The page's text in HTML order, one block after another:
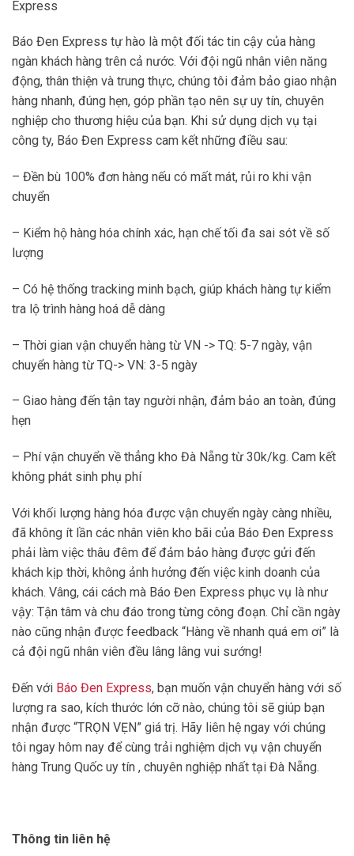
Báo Đen Express tự hào là một đối tác tin cậy của hàng
ngàn khách hàng trên cả nước. Với đội ngũ nhân viên năng
động, thân thiện và trung thực, chúng tôi đảm bảo giao nhận
hàng nhanh, đúng hẹn, góp phần tạo nên sự uy tín, chuyên
nghiệp cho thương hiệu của bạn. Khi sử dụng dịch vụ tại
công ty, Báo Đen Express cam kết những điều sau:
– Đền bù 100% đơn hàng nếu có mất mát, rủi ro khi vận
chuyển
– Kiểm hộ hàng hóa chính xác, hạn chế tối đa sai sót về số
lượng
– Có hệ thống tracking minh bạch, giúp khách hàng tự kiểm
tra lộ trình hàng hoá dễ dàng
– Thời gian vận chuyển hàng từ VN -> TQ: 5-7 ngày, vận
chuyển hàng từ TQ-> VN: 3-5 ngày
– Giao hàng đến tận tay người nhận, đảm bảo an toàn, đúng
hẹn
– Phí vận chuyển về thẳng kho Đà Nẵng từ 30k/kg. Cam kết
không phát sinh phụ phí
Với khối lượng hàng hóa được vận chuyển ngày càng nhiều,
đã không ít lần các nhân viên kho bãi của Báo Đen Express
phải làm việc thâu đêm để đảm bảo hàng được gửi đến
khách kịp thời, không ảnh hưởng đến việc kinh doanh của
khách. Vâng, cái cách mà Báo Đen Express phục vụ là như
vậy: Tận tâm và chu đáo trong từng công đoạn. Chỉ cần ngày
nào cũng nhận được feedback “Hàng về nhanh quá em ơi” là
cả đội ngũ nhân viên đều lâng lâng vui sướng!
Đến với Báo Đen Express, bạn muốn vận chuyển hàng với số
lượng ra sao, kích thước lớn cỡ nào, chúng tôi sẽ giúp bạn
nhận được “TRỌN VẸN” giá trị. Hãy liên hệ ngay với chúng
tôi ngay hôm nay để cùng trải nghiệm dịch vụ vận chuyển
hàng Trung Quốc uy tín , chuyên nghiệp nhất tại Đà Nẵng.
Thông tin liên hệ